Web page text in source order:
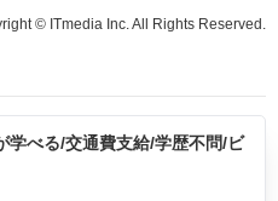
© ITmedia Inc. All Rights Reserved.
学べる/交通費支給/学歴不問/ビ